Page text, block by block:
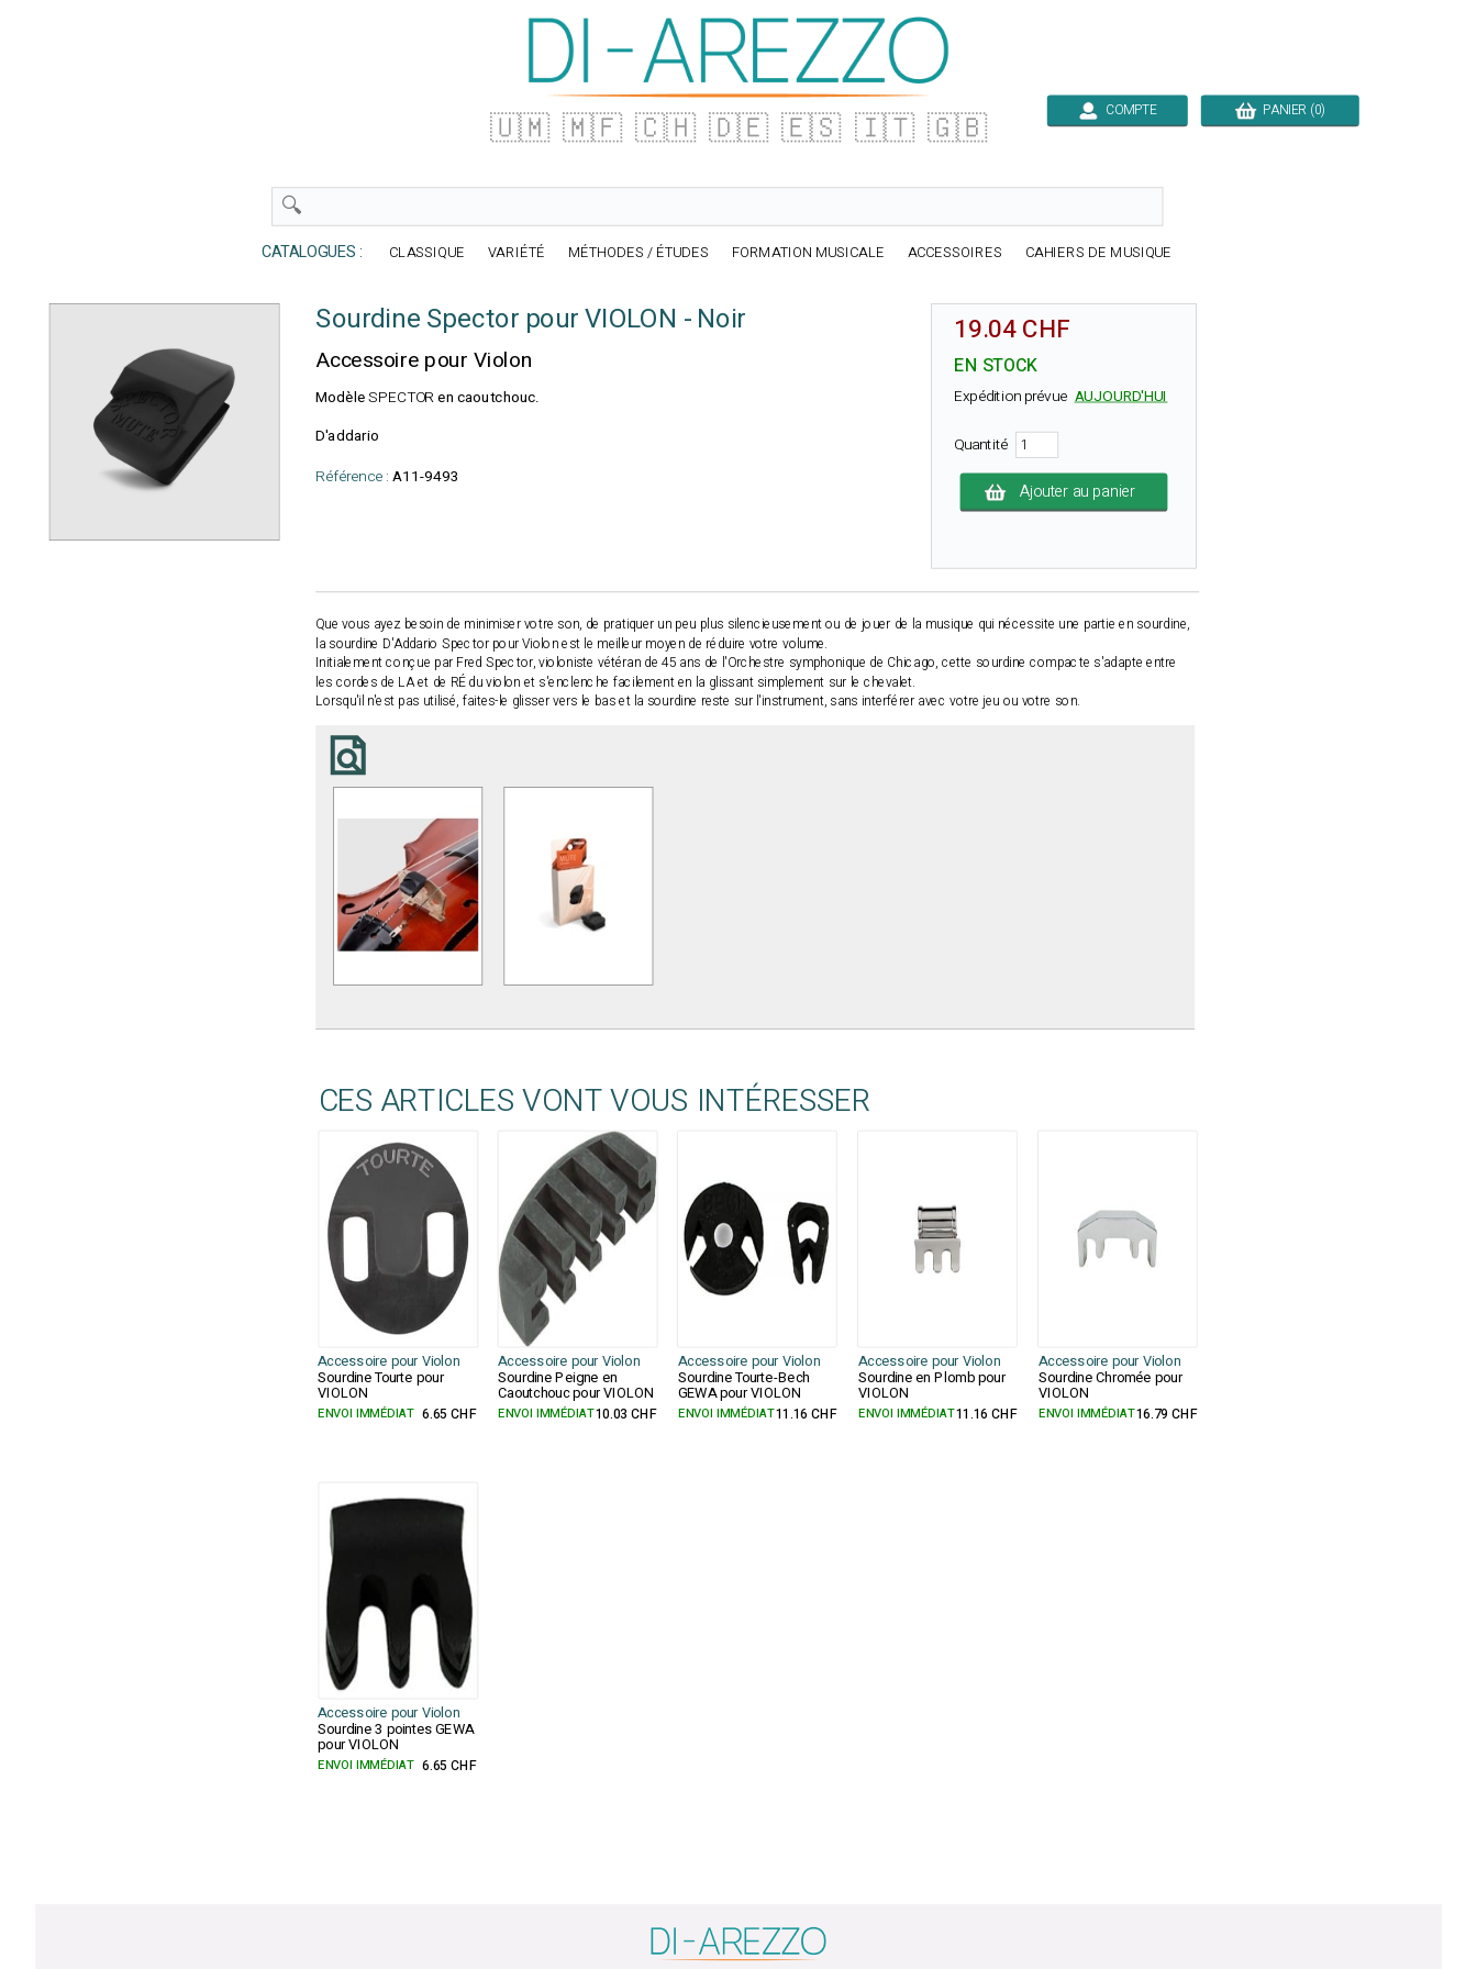
🇺🇲 🇲🇫 🇨🇭 🇩🇪 🇪🇸 🇮🇹 🇬🇧 COMPTE PANIER (0)
CATALOGUES : CLASSIQUE VARIÉTÉ MÉTHODES / ÉTUDES FORMATION MUSICALE ACCESSOIRES CAHIERS DE MUSIQUE
Sourdine Spector pour VIOLON - Noir
Accessoire pour Violon
ModèleSPECTORen caoutchouc.
D'addario
Référence : A11-9493
19.04 CHF
EN STOCK
Expédition prévueAUJOURD'HUI
Quantité
Ajouter au panier
Que vous ayez besoin de minimiser votre son, de pratiquer un peu plus silencieusement ou de jouer de la musique qui nécessite une partie en sourdine,
la sourdine D'Addario Spectorpour Violon est le meilleur moyen de réduire votre volume.
Initialement conçue par Fred Spector, violoniste vétéran de 45 ans de l'Orchestre symphonique de Chicago, cette sourdine compacte s'adapte entre
les cordes de LA et de RÉ du violon et s'enclenche facilement en la glissant simplement sur le chevalet.
Lorsqu'il n'est pas utilisé, faites-le glisser vers le bas et la sourdine reste sur l'instrument, sans interférer avec votre jeu ou votre son.
CES ARTICLES VONT VOUS INTÉRESSER
Accessoire pour Violon Accessoire pour Violon Accessoire pour Violon Accessoire pour Violon Accessoire pour Violon
Sourdine Tourte pour
VIOLON
Sourdine Peigne en
Caoutchouc pour VIOLON
Sourdine Tourte-Bech
GEWA pour VIOLON
Sourdine en Plomb pour
VIOLON
Sourdine Chromée pour
VIOLON
ENVOI IMMÉDIAT 6.65 CHF ENVOI IMMÉDIAT10.03 CHF ENVOI IMMÉDIAT11.16 CHF ENVOI IMMÉDIAT11.16 CHF ENVOI IMMÉDIAT16.79 CHF
Accessoire pour Violon
Sourdine 3 pointes GEWA
pour VIOLON
ENVOI IMMÉDIAT 6.65 CHF